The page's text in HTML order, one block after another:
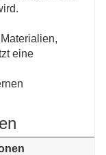
eine